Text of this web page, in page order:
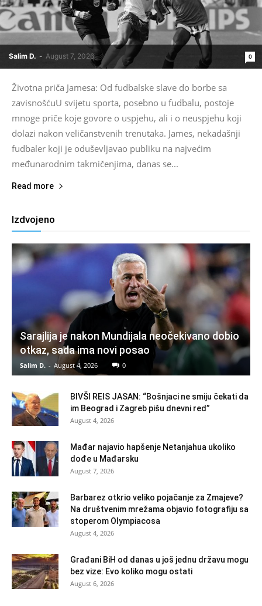
Salim D. - August 7, 2026 0
Životna priča Jamesa: Od fudbalske slave do borbe sa
zavisnošćuU svijetu sporta, posebno u fudbalu, postoje
mnoge priče koje govore o uspjehu, ali i o neuspjehu koji
dolazi nakon veličanstvenih trenutaka. James, nekadašnji
fudbaler koji je oduševljavao publiku na najvećim
međunarodnim takmičenjima, danas se...
Read more
Izdvojeno
Sarajlija je nakon Mundijala neočekivano dobio
otkaz, sada ima novi posao
Salim D. - August 4, 2026 0
BIVŠI REIS JASAN: “Bošnjaci ne smiju čekati da
im Beograd i Zagreb pišu dnevni red”
August 4, 2026
Mađar najavio hapšenje Netanjahua ukoliko
dođe u Mađarsku
August 7, 2026
Barbarez otkrio veliko pojačanje za Zmajeve?
Na društvenim mrežama objavio fotografiju sa
stoperom Olympiacosa
August 4, 2026
Građani BiH od danas u još jednu državu mogu
bez vize: Evo koliko mogu ostati
August 6, 2026